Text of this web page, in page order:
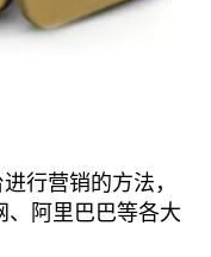
行营销的方法，
、阿里巴巴等各大